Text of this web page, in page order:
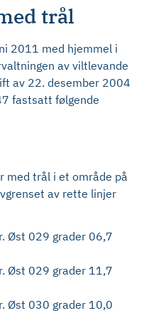
trål
2011 med hjemmel i
av viltlevande
av 22. desember 2004
fastsatt følgende
med trål i et område på
av rette linjer
Øst 029 grader 06,7
Øst 029 grader 11,7
Øst 030 grader 10,0